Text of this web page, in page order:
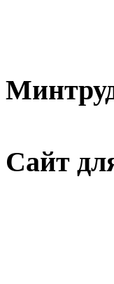
Сайт